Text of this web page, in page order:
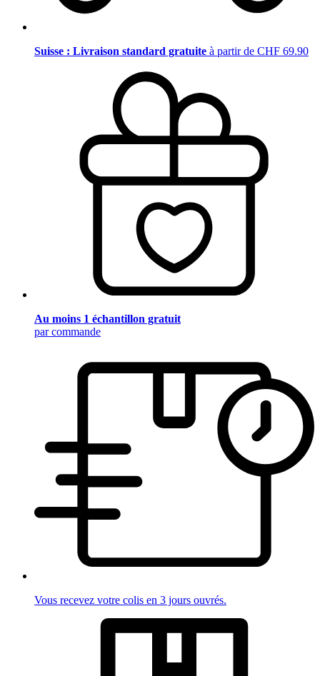
Suisse : Livraison standard gratuite à partir de CHF 69.90
Au moins 1 échantillon gratuit
par commande
Vous recevez votre colis en 3 jours ouvrés.